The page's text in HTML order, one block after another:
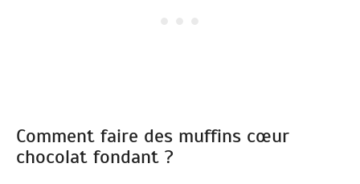
Comment faire des muffins cœur
chocolat fondant ?